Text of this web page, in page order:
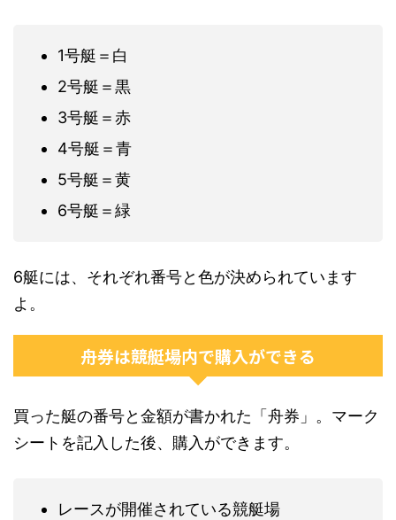
1号艇＝白
2号艇＝黒
3号艇＝赤
4号艇＝青
5号艇＝黄
6号艇＝緑
6艇には、それぞれ番号と色が決められています
よ。
舟券は競艇場内で購入ができる
買った艇の番号と金額が書かれた「舟券」。マーク
シートを記入した後、購入ができます。
レースが開催されている競艇場